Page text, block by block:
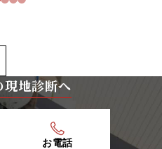
地診断へ
お電話